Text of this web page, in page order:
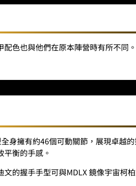
色也與他們在原本陣營時有所不同
身擁有約46個可動關節，展現卓越
衡的手感。
的握手手型可與MDLX 鏡像宇宙柯